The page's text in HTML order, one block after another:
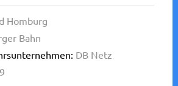
Homburg
Bahn
DB Netz